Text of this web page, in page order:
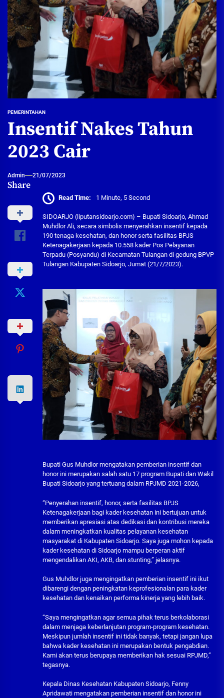
PEMERINTAHAN
Insentif Nakes Tahun
2023 Cair
Admin 21/07/2023
Share
Read Time: 1 Minute, 5 Second
SIDOARJO (liputansidoarjo.com) – Bupati Sidoarjo, Ahmad
Muhdlor Ali, secara simbolis menyerahkan insentif kepada
190 tenaga kesehatan, dan honor serta fasilitas BPJS
Ketenagakerjaan kepada 10.558 kader Pos Pelayanan
Terpadu (Posyandu) di Kecamatan Tulangan di gedung BPVP
Tulangan Kabupaten Sidoarjo, Jumat (21/7/2023).
Bupati Gus Muhdlor mengatakan pemberian insentif dan
honor ini merupakan salah satu 17 program Bupati dan Wakil
Bupati Sidoarjo yang tertuang dalam RPJMD 2021-2026,
“Penyerahan insentif, honor, serta fasilitas BPJS
Ketenagakerjaan bagi kader kesehatan ini bertujuan untuk
memberikan apresiasi atas dedikasi dan kontribusi mereka
dalam meningkatkan kualitas pelayanan kesehatan
masyarakat di Kabupaten Sidoarjo. Saya juga mohon kepada
kader kesehatan di Sidoarjo mampu berperan aktif
mengendalikan AKI, AKB, dan stunting,” jelasnya.
Gus Muhdlor juga mengingatkan pemberian insentif ini ikut
dibarengi dengan peningkatan keprofesionalan para kader
kesehatan dan kenaikan performa kinerja yang lebih baik.
“Saya mengingatkan agar semua pihak terus berkolaborasi
dalam menjaga keberlanjutan program-program kesehatan.
Meskipun jumlah insentif ini tidak banyak, tetapi jangan lupa
bahwa kader kesehatan ini merupakan bentuk pengabdian.
Kami akan terus berupaya memberikan hak sesuai RPJMD,”
tegasnya.
Kepala Dinas Kesehatan Kabupaten Sidoarjo, Fenny
Apridawati mengatakan pemberian insentif dan honor ini